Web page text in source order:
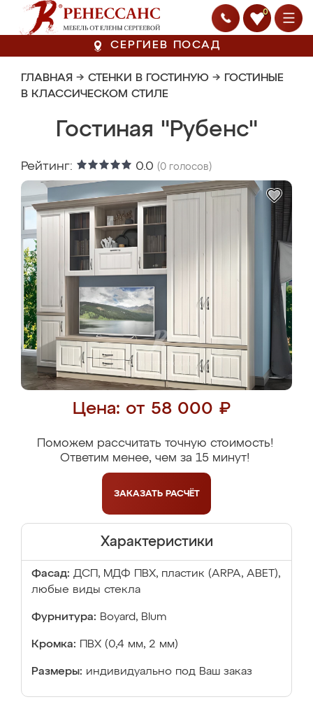
0
СЕРГИЕВ ПОСАД
ГЛАВНАЯ → СТЕНКИ В ГОСТИНУЮ → ГОСТИНЫЕ
В КЛАССИЧЕСКОМ СТИЛЕ
Гостиная "Рубенс"
Рейтинг: 0.0 (0 голосов)
Цена: от 58 000 ₽
Поможем рассчитать точную стоимость!
Ответим менее, чем за 15 минут!
ЗАКАЗАТЬ РАСЧЁТ
Характеристики
Фасад: ДСП, МДФ ПВХ, пластик (ARPA, ABET),
любые виды стекла
Фурнитура: Boyard, Blum
Кромка: ПВХ (0,4 мм, 2 мм)
Размеры: индивидуально под Ваш заказ